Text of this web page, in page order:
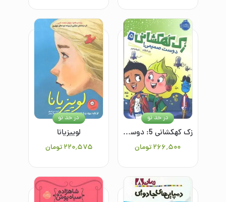
زک کهکشانی 5: دوست صمیمی
۲۶۶٬۵۰۰تومان
در حد نو
لوییزیانا
۲۲۰٬۵۷۵ تومان
در حد نو